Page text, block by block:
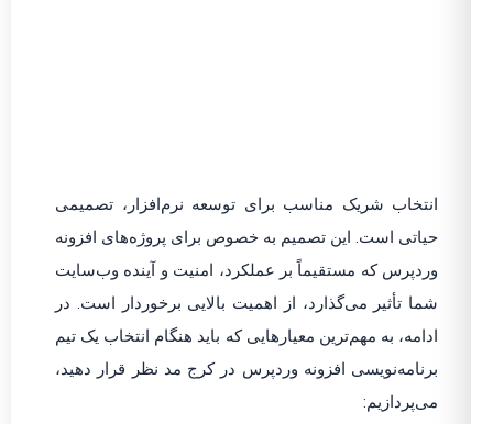
انتخاب شریک مناسب برای توسعه نرم‌افزار، تصمیمی
حیاتی است. این تصمیم به خصوص برای پروژه‌های افزونه
وردپرس که مستقیماً بر عملکرد، امنیت و آینده وب‌سایت
شما تأثیر می‌گذارد، از اهمیت بالایی برخوردار است. در
ادامه، به مهم‌ترین معیارهایی که باید هنگام انتخاب یک تیم
برنامه‌نویسی افزونه وردپرس در کرج مد نظر قرار دهید،
می‌پردازیم: